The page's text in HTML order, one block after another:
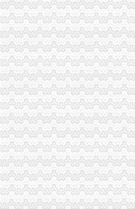
【榆林贸易公司注册_贸易公
重庆代办外贸公司
【威海外贸出口退税网_外贸
【外贸欧美代理】外贸欧美代
外贸公司注册要求
上海自贸区注册国际贸易公司
外贸公司低注册资金规定_外
外贸公司注册
注册外贸公司到底好不好呢？_
注册香港公司与注册外贸公司
重庆注册进出口公司
重庆市城口对外贸易进出口公
重庆联豪进出口有限公司
重庆注册外贸公司